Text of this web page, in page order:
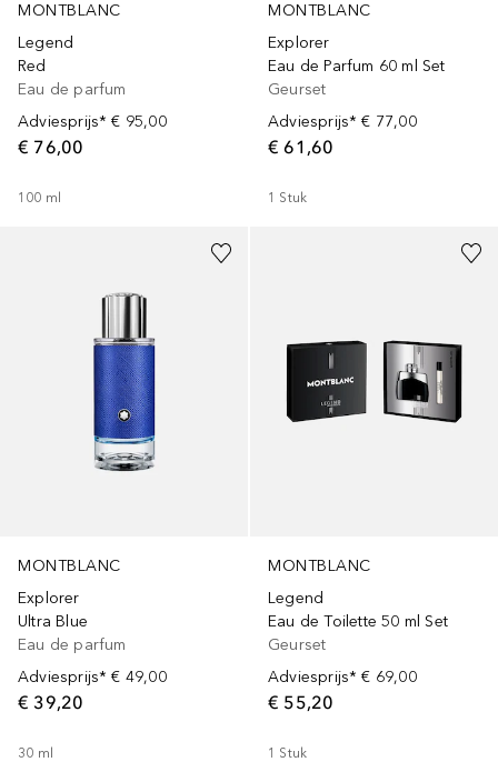
MONTBLANC
Legend
Red
Eau de parfum
Adviesprijs* € 95,00
€ 76,00
100 ml
MONTBLANC
Explorer
Eau de Parfum 60 ml Set
Geurset
Adviesprijs* € 77,00
€ 61,60
1 Stuk
MONTBLANC
Explorer
Ultra Blue
Eau de parfum
Adviesprijs* € 49,00
€ 39,20
30 ml
MONTBLANC
Legend
Eau de Toilette 50 ml Set
Geurset
Adviesprijs* € 69,00
€ 55,20
1 Stuk